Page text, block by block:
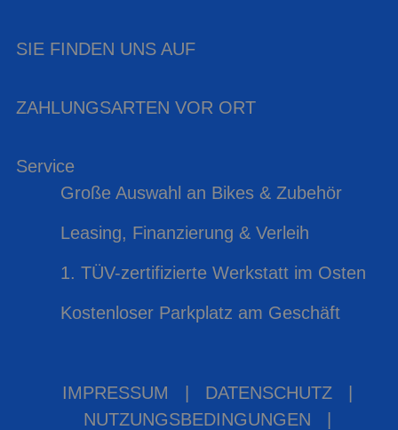
SIE FINDEN UNS AUF
ZAHLUNGSARTEN VOR ORT
Service
Große Auswahl an Bikes & Zubehör
Leasing, Finanzierung & Verleih
1. TÜV-zertifizierte Werkstatt im Osten
Kostenloser Parkplatz am Geschäft
IMPRESSUM DATENSCHUTZ
NUTZUNGSBEDINGUNGEN